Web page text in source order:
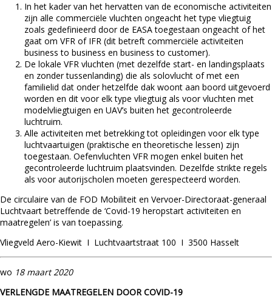
In het kader van het hervatten van de economische activiteiten
zijn alle commerciële vluchten ongeacht het type vliegtuig
zoals gedefinieerd door de EASA toegestaan ongeacht of het
gaat om VFR of IFR (dit betreft commerciële activiteiten
business to business en business to customer).
De lokale VFR vluchten (met dezelfde start- en landingsplaats
en zonder tussenlanding) die als solovlucht of met een
familielid dat onder hetzelfde dak woont aan boord uitgevoerd
worden en dit voor elk type vliegtuig als voor vluchten met
modelvliegtuigen en UAV’s buiten het gecontroleerde
luchtruim.
Alle activiteiten met betrekking tot opleidingen voor elk type
luchtvaartuigen (praktische en theoretische lessen) zijn
toegestaan. Oefenvluchten VFR mogen enkel buiten het
gecontroleerde luchtruim plaatsvinden. Dezelfde strikte regels
als voor autorijscholen moeten gerespecteerd worden.
De circulaire van de FOD Mobiliteit en Vervoer-Directoraat-generaal
Luchtvaart betreffende de ‘Covid-19 heropstart activiteiten en
maatregelen’ is van toepassing.
Vliegveld Aero-Kiewit I Luchtvaartstraat 100 I 3500 Hasselt
wo 18 maart 2020
VERLENGDE MAATREGELEN DOOR COVID-19